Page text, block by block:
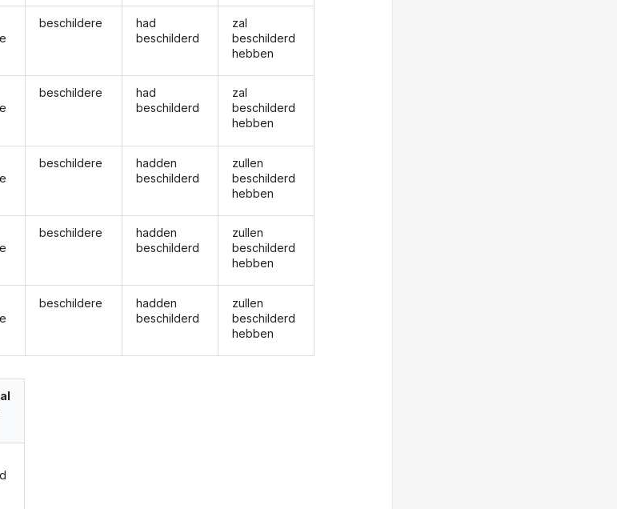
beschildere
beschildere
beschildere
beschildere
beschildere
had
beschilderd
had
beschilderd
hadden
beschilderd
hadden
beschilderd
hadden
beschilderd
zal
beschilderd
hebben
zal
beschilderd
hebben
zullen
beschilderd
hebben
zullen
beschilderd
hebben
zullen
beschilderd
hebben